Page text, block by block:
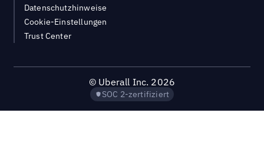
Datenschutzhinweise
Cookie-Einstellungen
Trust Center
© Uberall Inc. 2026
SOC 2-zertifiziert